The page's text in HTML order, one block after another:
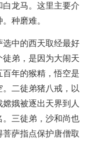
龙马。这里主要介
种磨难。
选中的西天取经最好
徒弟，是因为大闹天
年的猴精，悟空是
二徒弟猪八戒，以
娥被逐出天界到人
三徒弟，沙和尚也
萨指点保护唐僧取